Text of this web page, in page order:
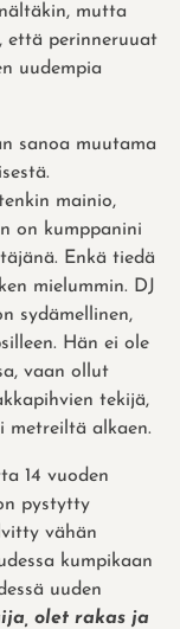
mutta
että perinneruuat
uudempia
sanoa muutama
mainio,
on kumppanini
Enkä tiedä
mielummin. DJ
sydämellinen,
Hän ei ole
vaan ollut
tekijä,
metreiltä alkaen.
14 vuoden
pystytty
vähän
kumpikaan
uuden
olet rakas ja